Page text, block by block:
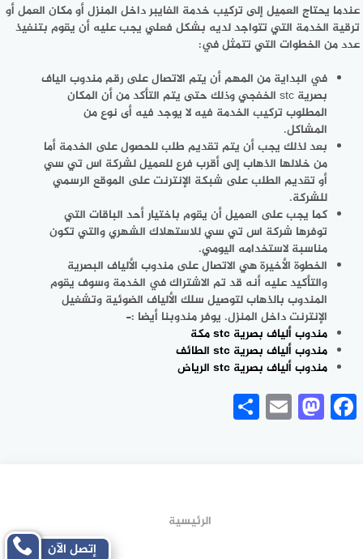
عندما يحتاج العميل إلى تركيب خدمة الفايبر داخل المنزل أو مكان العمل أو
ترقية الخدمة التي تتواجد لديه بشكل فعلي يجب عليه أن يقوم بتنفيذ
عدد من الخطوات التي تتمثل في:
في البداية من المهم أن يتم الاتصال على رقم مندوب الياف
بصرية stc الخفجي وذلك حتى يتم التأكد من أن المكان
المطلوب تركيب الخدمة فيه لا يوجد فيه أى نوع من
المشاكل.
بعد لذلك يجب أن يتم تقديم طلب للحصول على الخدمة أما
من خلالها الذهاب إلى أقرب فرع للعميل لشركة اس تي سي
أو تقديم الطلب على شبكة الإنترنت على الموقع الرسمي
للشركة.
كما يجب على العميل أن يقوم باختيار أحد الباقات التي
توفرها شركة اس تي سي للاستهلاك الشهري والتي تكون
مناسبة لاستخدامه اليومي.
الخطوة الأخيرة هي الاتصال على مندوب الألياف البصرية
والتأكيد عليه أنه قد تم الاشتراك في الخدمة وسوف يقوم
المندوب بالذهاب لتوصيل سلك الألياف الضوئية وتشغيل
الإنترنت داخل المنزل. يوفرمندوبنا أيضا :-
مندوب ألياف بصرية stc مكة
مندوب ألياف بصرية stc الطائف
مندوب ألياف بصرية stc الرياض
Facebook
Mastodon
Email
الرئيسية
إتصل الآن